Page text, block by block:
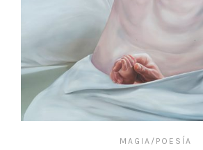
MAGIA/POESÍA